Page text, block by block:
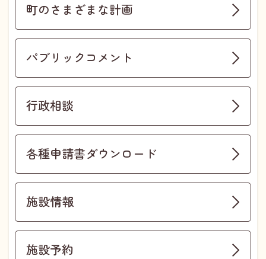
町のさまざまな計画
パブリックコメント
行政相談
各種申請書ダウンロード
施設情報
施設予約